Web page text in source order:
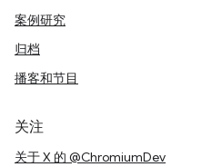
案例研究
归档
播客和节目
关注
关于 X 的 @ChromiumDev